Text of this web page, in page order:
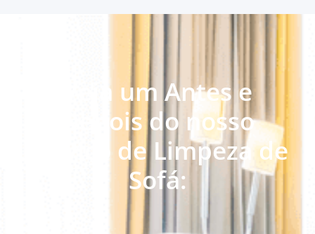
Veja um Antes e
Depois do nosso
serviço de Limpeza de
Sofá: